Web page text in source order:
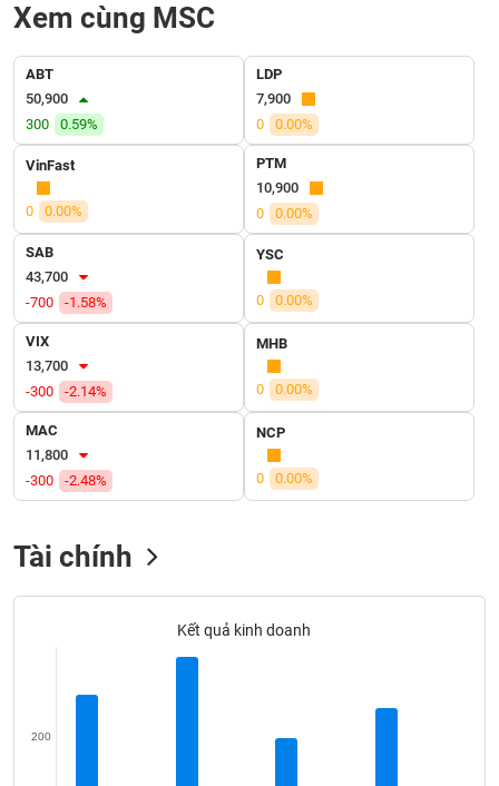
Xem cùng MSC
ABT
50,900
300
0.59%
LDP
7,900
0
0.00%
VinFast
0 0.00%
PTM
10,900
0
0.00%
SAB
43,700
-700
-1.58%
YSC
0 0.00%
VIX
13,700
-300
-2.14%
MHB
0 0.00%
MAC
11,800
-300
-2.48%
NCP
0 0.00%
Tài chính
Kết quả kinh doanh
200
SỨC
KHỎE
TÀI
CÔNG
NGHỆ
THÔNG
TIN
DỊCH
VỤ
THÔNG